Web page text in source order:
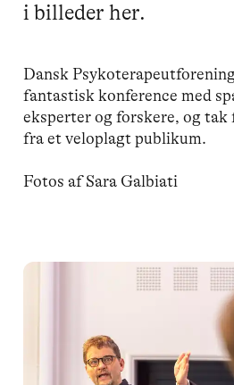
i billeder her.
Dansk
fantastisk konference med
eksperter og forskere, og tak
fra et veloplagt publikum.
Fotos af Sara Galbiati